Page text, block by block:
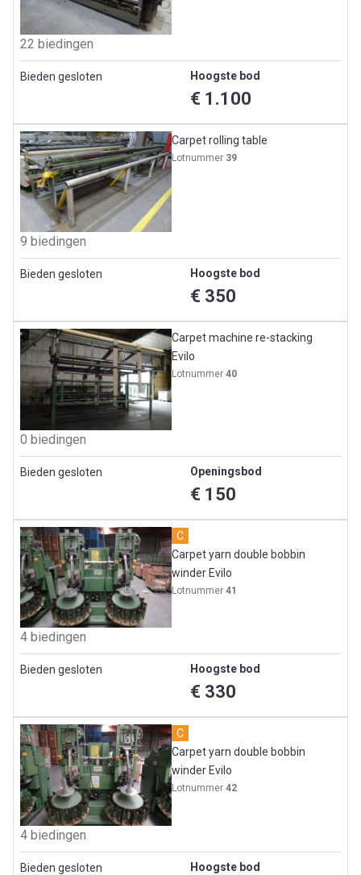
22 biedingen
Bieden gesloten Hoogste bod
€ 1.100
Carpet rolling table
Lotnummer 39
9 biedingen
Bieden gesloten Hoogste bod
€ 350
Carpet machine re-stacking
Evilo
Lotnummer40
0 biedingen
Bieden gesloten Openingsbod
€ 150
C
Carpet yarn double bobbin
winder Evilo
Lotnummer41
4 biedingen
Bieden gesloten Hoogste bod
€ 330
C
Carpet yarn double bobbin
winder Evilo
Lotnummer42
4 biedingen
Bieden gesloten Hoogste bod